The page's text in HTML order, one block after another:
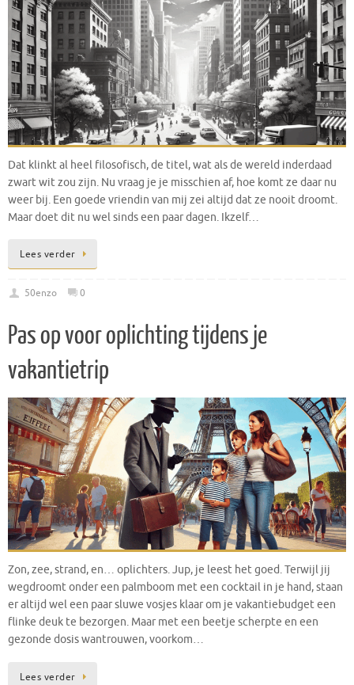
Dat klinkt al heel filosofisch, de titel, wat als de wereld inderdaad
zwart wit zou zijn. Nu vraag je je misschien af, hoe komt ze daar nu
weer bij. Een goede vriendin van mij zei altijd dat ze nooit droomt.
Maar doet dit nu wel sinds een paar dagen. Ikzelf…
Lees verder
50enzo 0
Pas op voor oplichting tijdens je
vakantietrip
Zon, zee, strand, en… oplichters. Jup, je leest het goed. Terwijl jij
wegdroomt onder een palmboom met een cocktail in je hand, staan
er altijd wel een paar sluwe vosjes klaar om je vakantiebudget een
flinke deuk te bezorgen. Maar met een beetje scherpte en een
gezonde dosis wantrouwen, voorkom…
Lees verder